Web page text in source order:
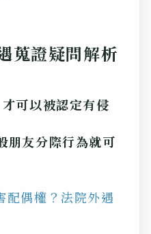
蒐證疑問解析
可以被認定有侵
朋友分際行為就可
配偶權？法院外遇